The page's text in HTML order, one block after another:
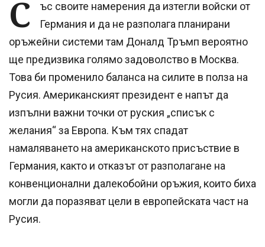
С
ъс своите намерения да изтегли войски от
Германия и да не разполага планирани
оръжейни системи там Доналд Тръмп вероятно
ще предизвика голямо задоволство в Москва.
Това би променило баланса на силите в полза на
Русия. Американският президент е напът да
изпълни важни точки от руския „списък с
желания“ за Европа. Към тях спадат
намаляването на американското присъствие в
Германия, както и отказът от разполагане на
конвенционални далекобойни оръжия, които биха
могли да поразяват цели в европейската част на
Русия.